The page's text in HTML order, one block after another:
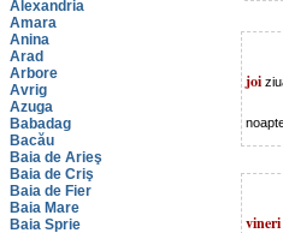
Alexandria
Amara
Anina
Arad
Arbore
Avrig
Azuga
Babadag
Bacău
Baia de Arieş
Baia de Criş
Baia de Fier
Baia Mare
Baia Sprie
joi
vineri